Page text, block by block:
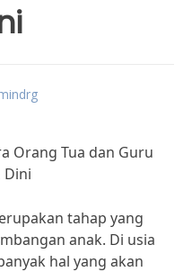
Orang Tua dan Guru
Dini
tahap yang
anak. Di usia
hal yang akan